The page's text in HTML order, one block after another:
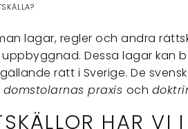
lagar, regler och andra
Dessa lagar kan
rätt i Sverige. De
praxis och
HAR VI